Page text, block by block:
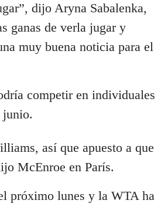
dijo Aryna Sabalenka,
ganas de verla jugar y
muy buena noticia para el
competir en individuales
junio.
así que apuesto a que
McEnroe en París.
próximo lunes y la WTA ha